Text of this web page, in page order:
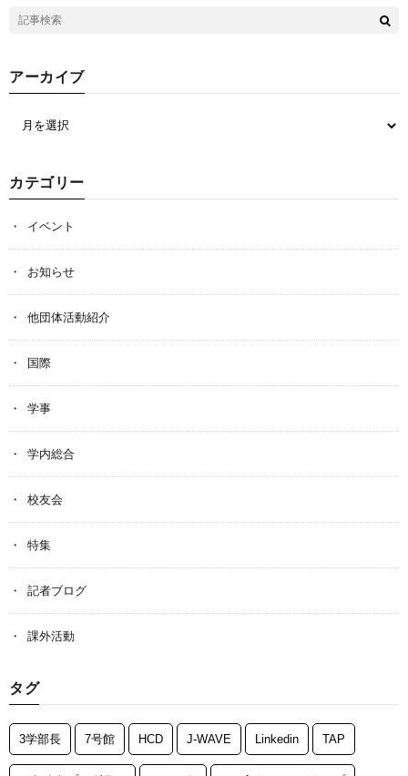
アーカイブ
カテゴリー
イベント
お知らせ
他団体活動紹介
国際
学事
学内総合
校友会
特集
記者ブログ
課外活動
タグ
3学部長 7号館 HCD J-WAVE Linkedin TAP